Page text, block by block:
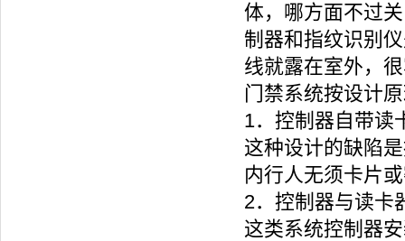
体，哪方面不过
制器和指纹识别
线就露在室外，
门禁系统按设计
1．控制器自带读
这种设计的缺陷
内行人无须卡片
2．控制器与读卡
这类系统控制器